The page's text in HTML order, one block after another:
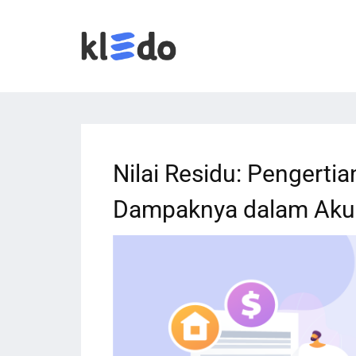
Nilai Residu:
Dampaknya dalam